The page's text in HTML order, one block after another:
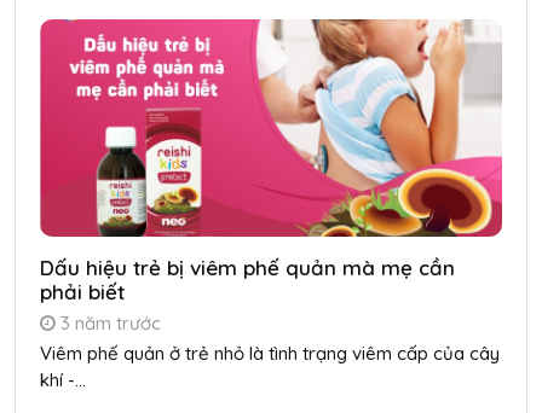
Dấu hiệu trẻ bị viêm phế quản mà mẹ cần
phải biết
3 năm trước
Viêm phế quản ở trẻ nhỏ là tình trạng viêm cấp của cây
khí -...